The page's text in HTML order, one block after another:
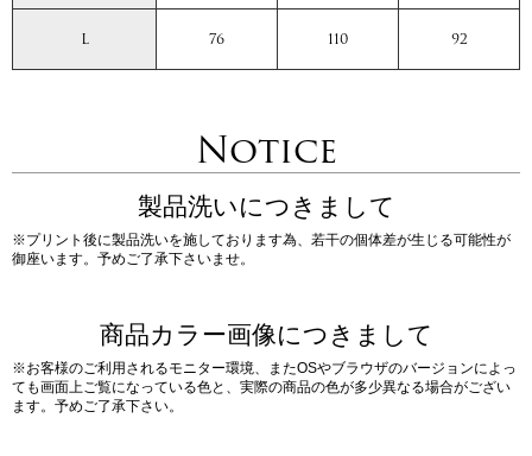
L 76 110 92
Notice
製品洗いにつきまして
※プリント後に製品洗いを施しております為、若干の個体差が生じる可能性が
御座います。予めご了承下さいませ。
商品カラー画像につきまして
※お客様のご利用されるモニター環境、またOSやブラウザのバージョンによっ
ても画面上ご覧になっている色と、実際の商品の色が多少異なる場合がござい
ます。予めご了承下さい。